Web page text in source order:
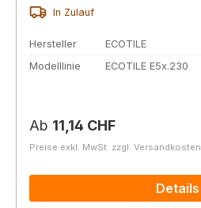
In Zulauf
Hersteller
ECOTILE
Modelllinie
ECOTILE E5x.230
Regulärer Preis:
Ab 11,14 CHF
Preise exkl. MwSt. zzgl. Versandkosten
Details